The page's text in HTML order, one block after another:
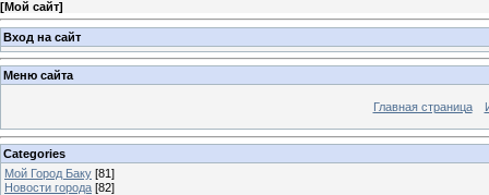
[Мой сайт]
Вход на сайт
Меню сайта
Главная страница
Categories
Мой Город Баку [81]
Новости города [82]